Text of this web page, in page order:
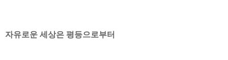
자유로운 세상은 평등으로부터